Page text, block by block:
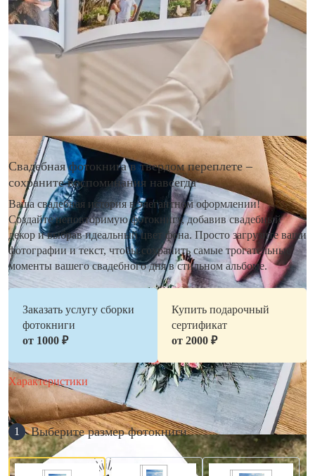
Свадебная фотокнига в твердом переплете –
сохраните воспоминания навсегда
Ваша свадебная история в элегантном оформлении!
Создайте неповторимую фотокнигу, добавив свадебный
декор и выбрав идеальный цвет фона. Просто загрузите ваши
фотографии и текст, чтобы сохранить самые трогательные
моменты вашего свадебного дня в стильном альбоме.
Заказать услугу сборки
фотокниги
от 1000 ₽
Купить подарочный
сертификат
от 2000 ₽
Характеристики
1 Выберите размер фотокниги